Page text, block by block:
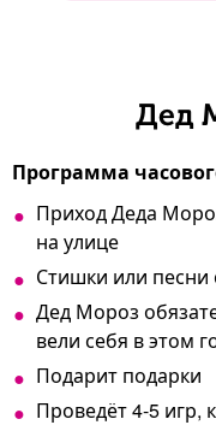
Дед
Программа
Приход Деда
на улице
Стишки или песни
Дед Мороз
вели себя в этом
Подарит подарки
Проведёт 4-5 игр,